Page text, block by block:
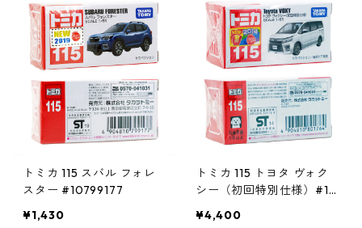
トミカ 115 スバル フォレ
スター #10799177
¥1,430
トミカ 115 トヨタ ヴォク
シー（初回特別仕様）#10
¥4,400